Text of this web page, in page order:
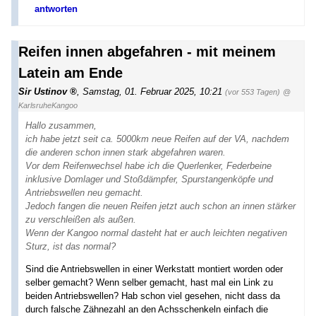
antworten
Reifen innen abgefahren - mit meinem
Latein am Ende
Sir Ustinov Samstag, 01. Februar 2025, 10:21 (vor 553 Tagen) @
KarlsruheKangoo
Hallo zusammen,
ich habe jetzt seit ca. 5000km neue Reifen auf der VA, nachdem
die anderen schon innen stark abgefahren waren.
Vor dem Reifenwechsel habe ich die Querlenker, Federbeine
inklusive Domlager und Stoßdämpfer, Spurstangenköpfe und
Antriebswellen neu gemacht.
Jedoch fangen die neuen Reifen jetzt auch schon an innen stärker
zu verschleißen als außen.
Wenn der Kangoo normal dasteht hat er auch leichten negativen
Sturz, ist das normal?
Sind die Antriebswellen in einer Werkstatt montiert worden oder
selber gemacht? Wenn selber gemacht, hast mal ein Link zu
beiden Antriebswellen? Hab schon viel gesehen, nicht dass da
durch falsche Zähnezahl an den Achsschenkeln einfach die